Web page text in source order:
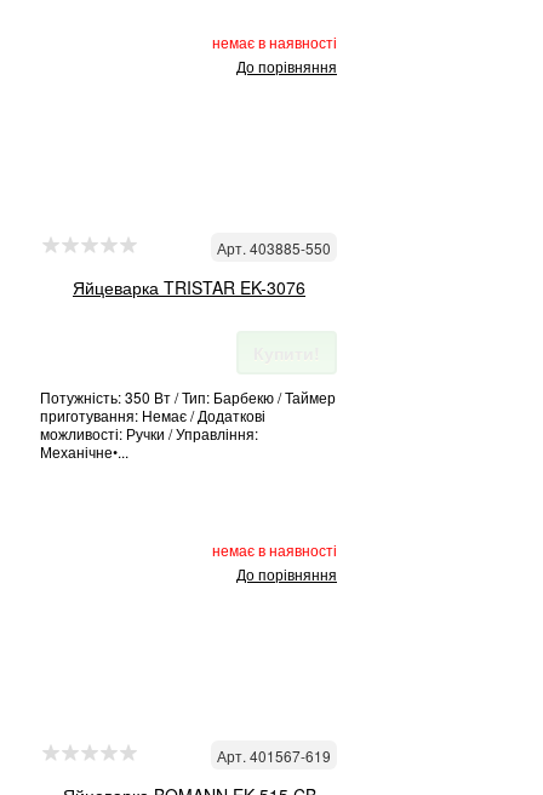
немає в наявності
До порівняння
Арт. 403885-550
Яйцеварка TRISTAR EK-3076
Потужність: 350 Вт / Тип: Барбекю / Таймер
приготування: Немає / Додаткові
можливості: Ручки / Управління:
Механічне•...
немає в наявності
До порівняння
Арт. 401567-619